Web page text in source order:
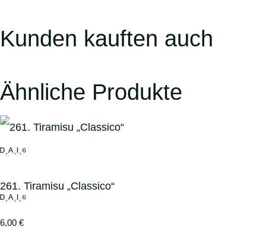
Kunden kauften auch
Ähnliche Produkte
261. Tiramisu „Classico“
ᴰ˒ᴬ˒ᴵ˒⁶
6,00 €